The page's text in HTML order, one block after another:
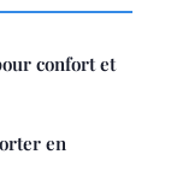
confort et
en